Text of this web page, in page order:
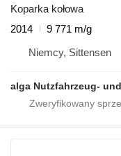
Koparka kołowa
2014
9 771 m/g
Niemcy, Sittensen